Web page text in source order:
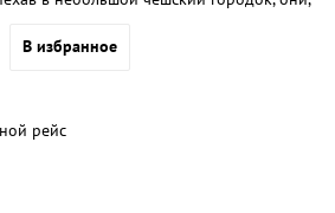
В избранное